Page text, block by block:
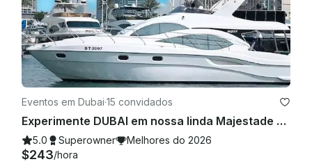
Eventos em Dubai·15 convidados
Experimente DUBAI em nossa linda Majestade de 52 pés
5.0 Superowner Melhores do 2026
$243/hora